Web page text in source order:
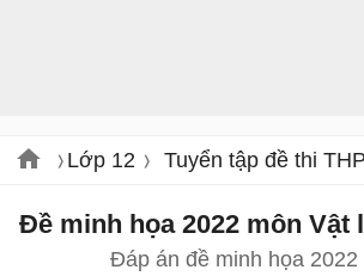
Lớp 12 Tuyển tập đề thi
Đề minh họa 2022 môn Vật
Đáp án đề minh họa